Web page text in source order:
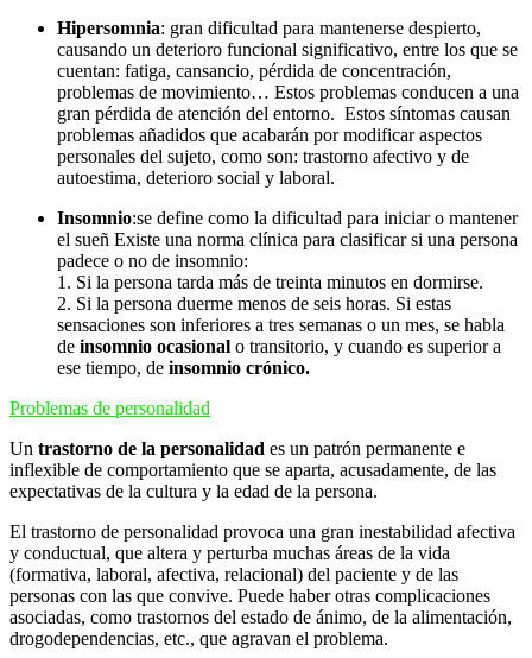
Hipersomnia: gran dificultad para mantenerse despierto,
causando un deterioro funcional significativo, entre los que se
cuentan: fatiga, cansancio, pérdida de concentración,
problemas de movimiento… Estos problemas conducen a una
gran pérdida de atención del entorno. Estos síntomas causan
problemas añadidos que acabarán por modificar aspectos
personales del sujeto, como son: trastorno afectivo y de
autoestima, deterioro social y laboral.
Insomnio:se define como la dificultad para iniciar o mantener
el sueñ Existe una norma clínica para clasificar si una persona
padece o no de insomnio:
1. Si la persona tarda más de treinta minutos en dormirse.
2. Si la persona duerme menos de seis horas. Si estas
sensaciones son inferiores a tres semanas o un mes, se habla
de insomnio ocasional o transitorio, y cuando es superior a
ese tiempo, de insomnio crónico.
Problemas de personalidad
Un trastorno de la personalidad es un patrón permanente e
inflexible de comportamiento que se aparta, acusadamente, de las
expectativas de la cultura y la edad de la persona.
El trastorno de personalidad provoca una gran inestabilidad afectiva
y conductual, que altera y perturba muchas áreas de la vida
(formativa, laboral, afectiva, relacional) del paciente y de las
personas con las que convive. Puede haber otras complicaciones
asociadas, como trastornos del estado de ánimo, de la alimentación,
drogodependencias, etc., que agravan el problema.